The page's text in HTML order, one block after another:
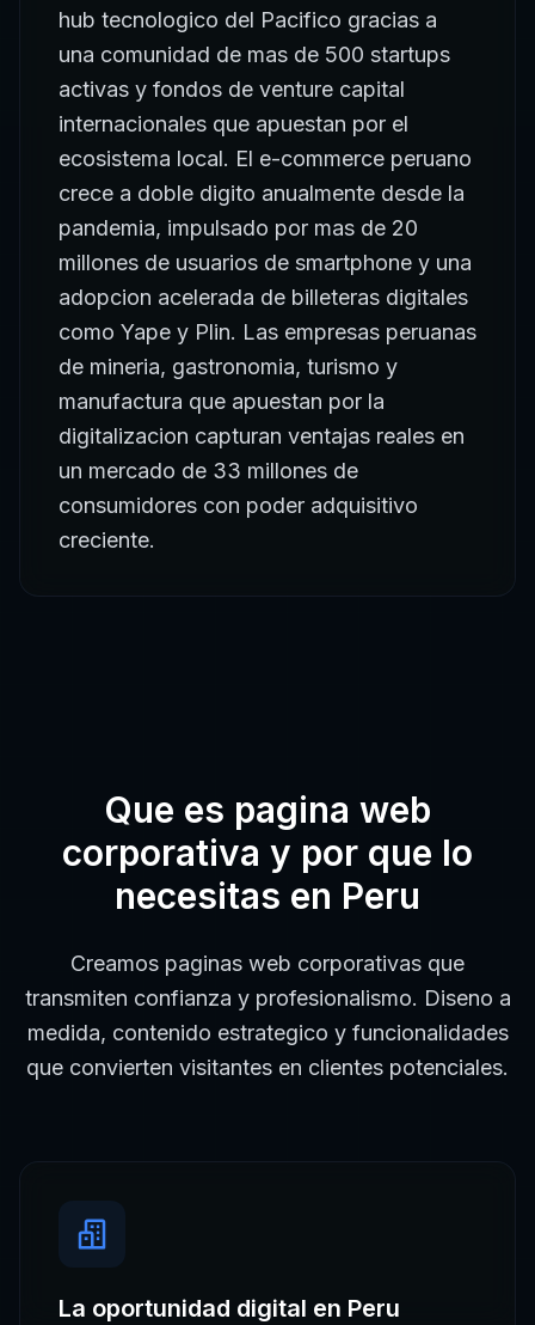
hub tecnologico del Pacifico gracias a
una comunidad de mas de 500 startups
activas y fondos de venture capital
internacionales que apuestan por el
ecosistema local. El e-commerce peruano
crece a doble digito anualmente desde la
pandemia, impulsado por mas de 20
millones de usuarios de smartphone y una
adopcion acelerada de billeteras digitales
como Yape y Plin. Las empresas peruanas
de mineria, gastronomia, turismo y
manufactura que apuestan por la
digitalizacion capturan ventajas reales en
un mercado de 33 millones de
consumidores con poder adquisitivo
creciente.
Que es pagina web
corporativa y por que lo
necesitas en Peru
Creamos paginas web corporativas que
transmiten confianza y profesionalismo. Diseno a
medida, contenido estrategico y funcionalidades
que convierten visitantes en clientes potenciales.
La oportunidad digital en Peru